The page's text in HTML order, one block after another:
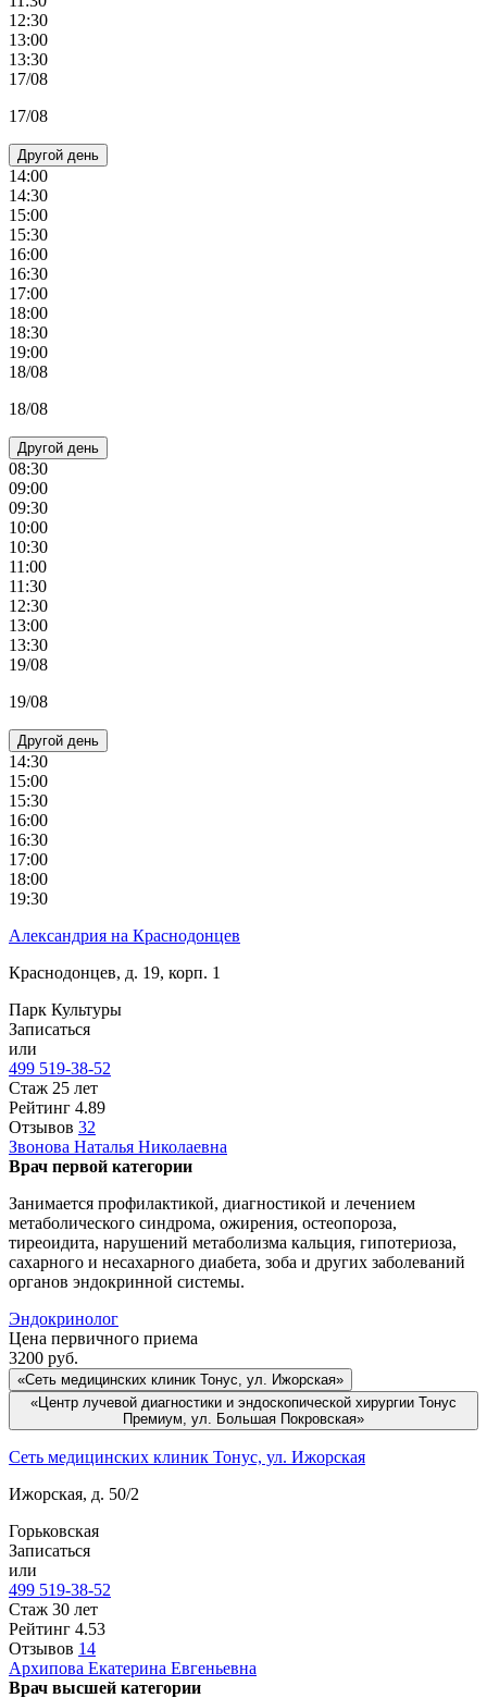
12:30
13:00
13:30
17/08
17/08
Другой день
14:00
14:30
15:00
15:30
16:00
16:30
17:00
18:00
18:30
19:00
18/08
18/08
Другой день
08:30
09:00
09:30
10:00
10:30
11:00
11:30
12:30
13:00
13:30
19/08
19/08
Другой день
14:30
15:00
15:30
16:00
16:30
17:00
18:00
19:30
Александрия на Краснодонцев
Краснодонцев, д. 19, корп. 1
Парк Культуры
Записаться
или
499 519-38-52
Стаж 25 лет
Рейтинг 4.89
Отзывов 32
Звонова Наталья Николаевна
Врач первой категории
Занимается профилактикой, диагностикой и лечением
метаболического синдрома, ожирения, остеопороза,
тиреоидита, нарушений метаболизма кальция, гипотериоза,
сахарного и несахарного диабета, зоба и других заболеваний
органов эндокринной системы.
Эндокринолог
Цена первичного приема
3200 руб.
«Сеть медицинских клиник Тонус, ул. Ижорская»
«Центр лучевой диагностики и эндоскопической хирургии Тонус
Премиум, ул. Большая Покровская»
Сеть медицинских клиник Тонус, ул. Ижорская
Ижорская, д. 50/2
Горьковская
Записаться
или
499 519-38-52
Стаж 30 лет
Рейтинг 4.53
Отзывов 14
Архипова Екатерина Евгеньевна
Врач высшей категории